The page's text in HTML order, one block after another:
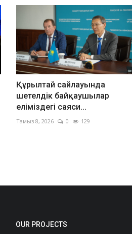
Құрылтай сайлауында
шетелдік байқаушылар
еліміздегі саяси...
Тамыз 8, 2026 0 129
OUR PROJECTS